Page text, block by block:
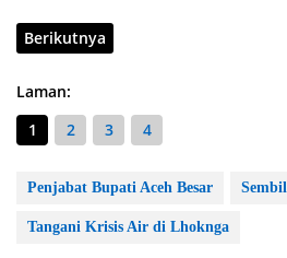
Berikutnya
Laman:
1
2 3 4
Penjabat Bupati Aceh Besar
Tangani Krisis Air di Lhoknga